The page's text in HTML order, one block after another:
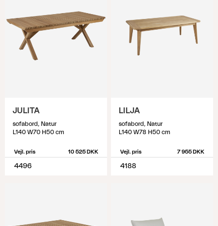
JULITA
sofabord, Natur
L140 W70 H50 cm
Vejl. pris 10 525 DKK
4496
LILJA
sofabord, Natur
L140 W78 H50 cm
Vejl. pris 7 955 DKK
4188